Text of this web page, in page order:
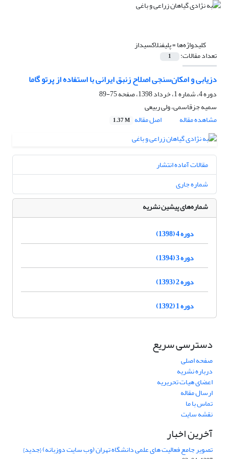
کلیدواژه‌ها =پلیفنلاکسیداز
تعداد مقالات: 1
دزیابی و امکان‌سنجی اصلاح زنبق ایرانی با استفاده از پرتو گاما
دوره 4، شماره 1، خرداد 1398، صفحه
75-89
سمیه جزقاسمی، ولی ربیعی
مشاهده مقاله
اصل مقاله 1.37 M
مقالات آماده انتشار
شماره جاری
شماره‌های پیشین نشریه
دوره 4 (1398)
دوره 3 (1394)
دوره 2 (1393)
دوره 1 (1392)
دسترسی سریع
صفحه اصلی
درباره نشریه
اعضای هیات تحریریه
ارسال مقاله
تماس با ما
نقشه سایت
آخرین اخبار
تصویر جامع فعالیت های علمی دانشگاه تهران (وب سایت دوزبانه) {جدید}